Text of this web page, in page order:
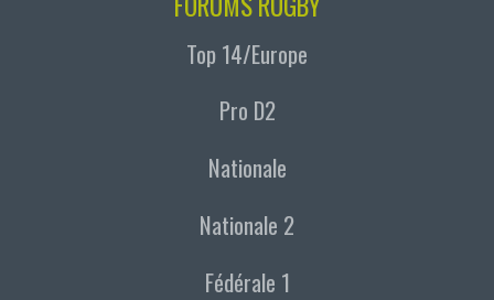
Top 14/Europe
Pro D2
Nationale
Nationale 2
Fédérale 1